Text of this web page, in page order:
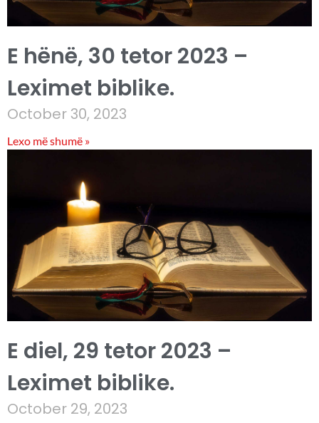
E hënë, 30 tetor 2023 –
Leximet biblike.
October 30, 2023
Lexo më shumë »
E diel, 29 tetor 2023 –
Leximet biblike.
October 29, 2023